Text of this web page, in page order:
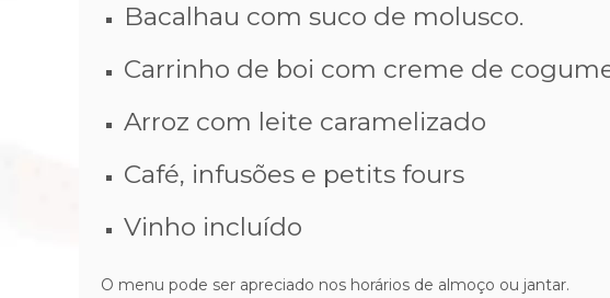
Bacalhau com suco de molusco.
Carrinho de boi com creme de
Arroz com leite caramelizado
Café, infusões e petits fours
Vinho incluído
O menu pode ser apreciado nos horários de almoço ou jantar.